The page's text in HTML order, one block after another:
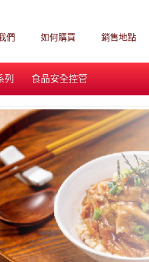
們 如何購買 銷售地點
列 食品安全控管